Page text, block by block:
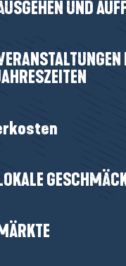
UND
entfernt)
einfaches
mit einer einmaligen